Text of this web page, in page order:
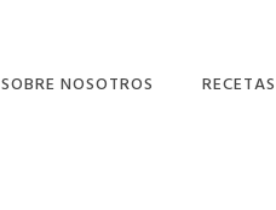
SOBRE NOSOTROS RECETAS